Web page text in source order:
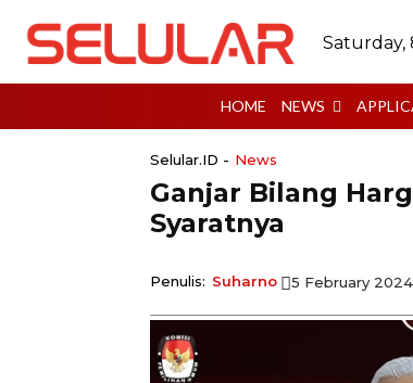
Saturday,
HOME NEWS
Selular.ID - News
Ganjar Bilang
Syaratnya
Penulis: Suharno 5 February